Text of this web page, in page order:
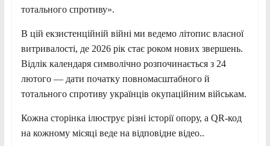
тотального спротиву».
В цій екзистенційній війні ми ведемо літопис власної
витривалості, де 2026 рік стає роком нових звершень.
Відлік календаря символічно розпочинається з 24
лютого — дати початку повномасштабного й
тотального спротиву українців окупаційним військам.
Кожна сторінка ілюструє різні історії опору, а QR-код
на кожному місяці веде на відповідне відео..